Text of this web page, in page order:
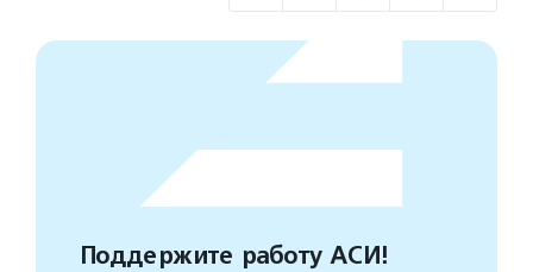
Поддержите работу АСИ!